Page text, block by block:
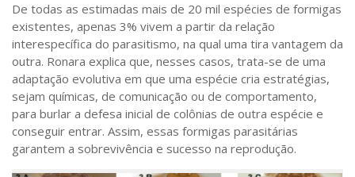
De todas as estimadas mais de 20 mil espécies de formigas
existentes, apenas 3% vivem a partir da relação
interespecífica do parasitismo, na qual uma tira vantagem da
outra. Ronara explica que, nesses casos, trata-se de uma
adaptação evolutiva em que uma espécie cria estratégias,
sejam químicas, de comunicação ou de comportamento,
para burlar a defesa inicial de colônias de outra espécie e
conseguir entrar. Assim, essas formigas parasitárias
garantem a sobrevivência e sucesso na reprodução.